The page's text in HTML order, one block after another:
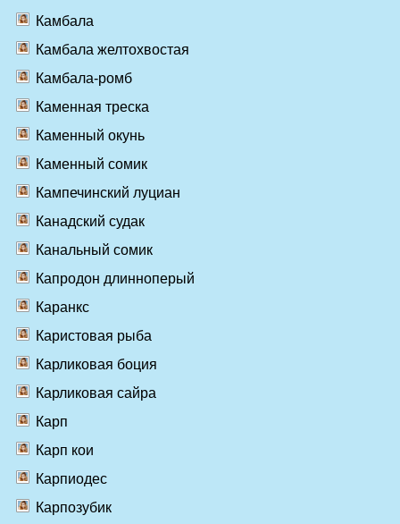
Камбала
Камбала желтохвостая
Камбала-ромб
Каменная треска
Каменный окунь
Каменный сомик
Кампечинский луциан
Канадский судак
Канальный сомик
Капродон длинноперый
Каранкс
Каристовая рыба
Карликовая боция
Карликовая сайра
Карп
Карп кои
Карпиодес
Карпозубик